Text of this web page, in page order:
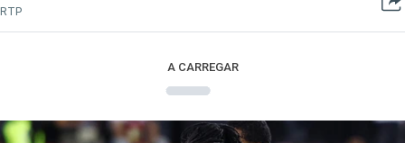
RTP
A CARREGAR